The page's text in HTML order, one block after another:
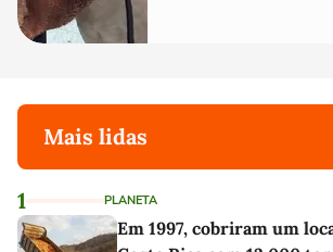
Mais lidas
1 PLANETA
Em 1997, cobriram um